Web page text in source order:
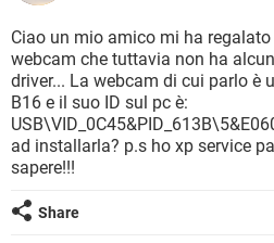
TIKTOK
HARDWARE
INSTAGRAM
TIKTOK
HARDWARE
INTRATTENIMENTO
iOS
INSTAGRAM
TIKTOK
HARDWARE
COVID-19
INTRATTENIMENTO
iOS
INSTAGRAM
TIKTOK
HARDWARE
Ciao un mio amico mi ha
webcam che tuttavia non ha
driver... La webcam di cui parlo è
B16 e il suo ID sul pc è:
ad installarla? p.s ho xp service
sapere!!!
Share